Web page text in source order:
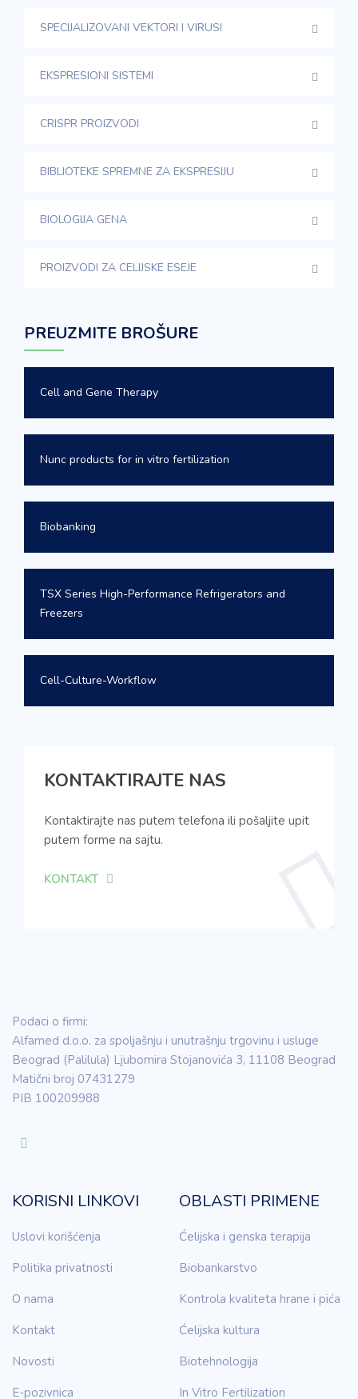
SPECIJALIZOVANI VEKTORI I VIRUSI
EKSPRESIONI SISTEMI
CRISPR PROIZVODI
BIBLIOTEKE SPREMNE ZA EKSPRESIJU
BIOLOGIJA GENA
PROIZVODI ZA CELIJSKE ESEJE
PREUZMITE BROŠURE
Cell and Gene Therapy
Nunc products for in vitro fertilization
Biobanking
TSX Series High-Performance Refrigerators and
Freezers
Cell-Culture-Workflow
KONTAKTIRAJTE NAS
Kontaktirajte nas putem telefona ili pošaljite upit
putem forme na sajtu.
KONTAKT
Podaci o firmi:
Alfamed d.o.o. za spoljašnju i unutrašnju trgovinu i usluge
Beograd (Palilula) Ljubomira Stojanovića 3, 11108 Beograd
Matični broj 07431279
PIB 100209988
KORISNI LINKOVI
Uslovi korišćenja
Politika privatnosti
O nama
Kontakt
Novosti
E-pozivnica
OBLASTI PRIMENE
Ćelijska i genska terapija
Biobankarstvo
Kontrola kvaliteta hrane i pića
Ćelijska kultura
Biotehnologija
In Vitro Fertilization